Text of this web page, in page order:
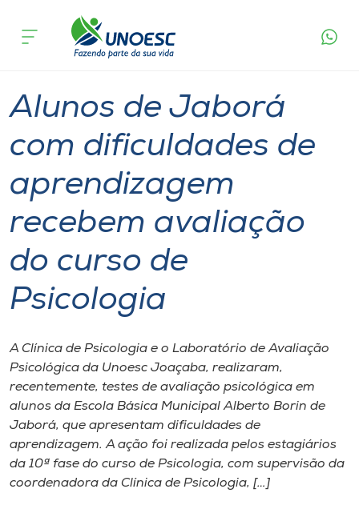
Cursos
Atendimento ao Estudante
Portal de Ensino
Unoesc
Internacionalização
I.nova
Diplomados
Cultura
acontece
Psicologia
Alunos de Jaborá
com dificuldades de
aprendizagem
recebem avaliação
do curso de
Psicologia
A Clínica de Psicologia e o Laboratório de Avaliação
Psicológica da Unoesc Joaçaba, realizaram,
recentemente, testes de avaliação psicológica em
alunos da Escola Básica Municipal Alberto Borin de
Jaborá, que apresentam dificuldades de
aprendizagem. A ação foi realizada pelos estagiários
da 10ª fase do curso de Psicologia, com supervisão da
coordenadora da Clínica de Psicologia, […]